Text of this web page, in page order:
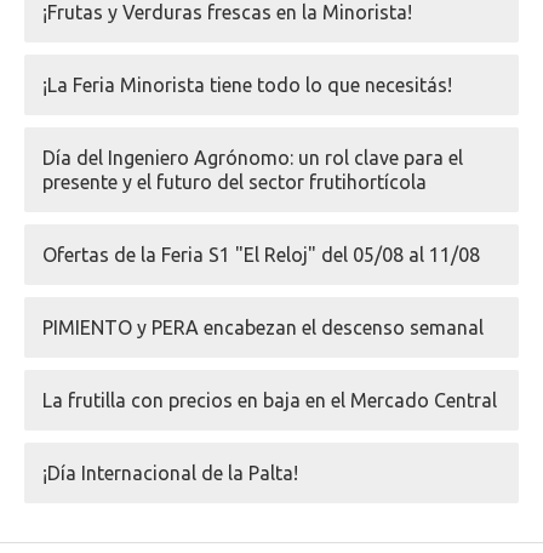
¡Frutas y Verduras frescas en la Minorista!
¡La Feria Minorista tiene todo lo que necesitás!
Día del Ingeniero Agrónomo: un rol clave para el
presente y el futuro del sector frutihortícola
Ofertas de la Feria S1 "El Reloj" del 05/08 al 11/08
PIMIENTO y PERA encabezan el descenso semanal
La frutilla con precios en baja en el Mercado Central
¡Día Internacional de la Palta!